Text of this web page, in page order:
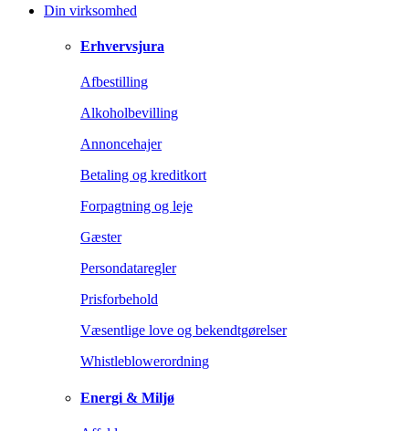
Din virksomhed
Erhvervsjura
Afbestilling
Alkoholbevilling
Annoncehajer
Betaling og kreditkort
Forpagtning og leje
Gæster
Persondataregler
Prisforbehold
Væsentlige love og bekendtgørelser
Whistleblowerordning
Energi & Miljø